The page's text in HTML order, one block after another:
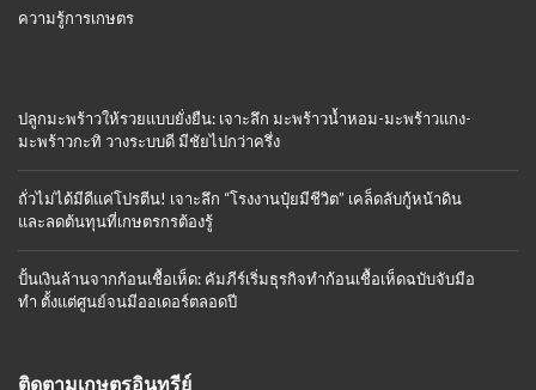
ความรู้การเกษตร
ปลูกมะพร้าวให้รวยแบบยั่งยืน: เจาะลึก มะพร้าวน้ำหอม-มะพร้าวแกง-
มะพร้าวกะทิ วางระบบดี มีชัยไปกว่าครึ่ง
ถั่วไม่ได้มีดีแค่โปรตีน! เจาะลึก “โรงงานปุ๋ยมีชีวิต” เคล็ดลับกู้หน้าดิน
และลดต้นทุนที่เกษตรกรต้องรู้
ปั้นเงินล้านจากก้อนเชื้อเห็ด: คัมภีร์เริ่มธุรกิจทำก้อนเชื้อเห็ดฉบับจับมือ
ทำ ตั้งแต่ศูนย์จนมีออเดอร์ตลอดปี
ติดตามเกษตรอินทรีย์